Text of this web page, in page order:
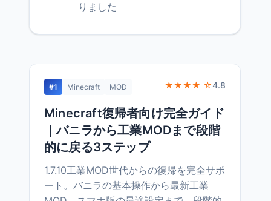
りました
#1 Minecraft MOD ★★★★ ☆4.8
Minecraft復帰者向け完全ガイド
｜バニラから工業MODまで段階
的に戻る3ステップ
1.7.10工業MOD世代からの復帰を完全サポ
ート。バニラの基本操作から最新工業